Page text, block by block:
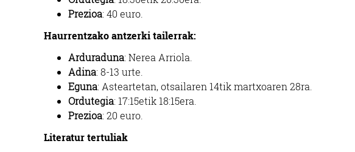
Prezioa: 40 euro.
Haurrentzako antzerki tailerrak:
Arduraduna: Nerea Arriola.
Adina: 8-13 urte.
Eguna: Asteartetan, otsailaren 14tik martxoaren 28ra.
Ordutegia: 17:15etik 18:15era.
Prezioa: 20 euro.
Literatur tertuliak